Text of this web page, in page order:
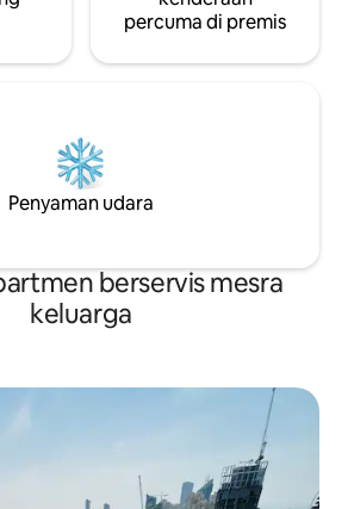
percuma di premis
Penyaman udara
berservis mesra
keluarga